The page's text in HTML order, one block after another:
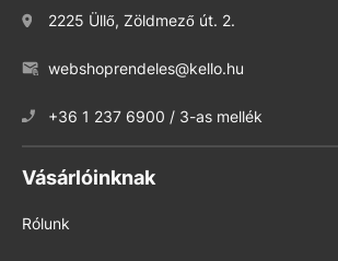
2225 Üllő, Zöldmező út. 2.
webshoprendeles@kello.hu
+36 1 237 6900 / 3-as mellék
Vásárlóinknak
Rólunk